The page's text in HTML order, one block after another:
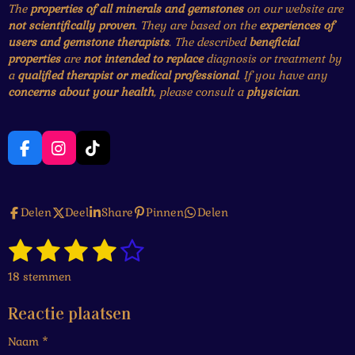
The properties of all minerals and gemstoneson our website are
not scientifically proven. They are based on the experiences of
users and gemstone therapists. The describedbeneficial
propertiesarenot intended to replacediagnosis or treatment by
a qualified therapist or medical professional. If you have any
concerns about your health, please consult a physician.
F
a
b
o
k
I
n
a
r
m
T
i
o
Delen Deel Share Pinnen Delen
R
a
t
n
:
1
s
t
e
2
s
e
3
s
e
4
e
5
e
S
18 stemmen
Reactie plaatsen
Naam *